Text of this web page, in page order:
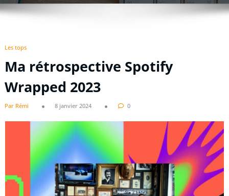
Les tops
Ma rétrospective Spotify
Wrapped 2023
Par Rémi 8 janvier 2024 0